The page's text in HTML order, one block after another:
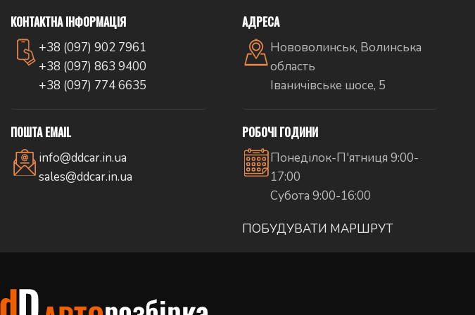
КОНТАКТНА ІНФОРМАЦІЯ
+38 (097) 902 7961
+38 (097) 863 9400
+38 (097) 774 6635
ПОШТА EMAIL
info@ddcar.in.ua
sales@ddcar.in.ua
АДРЕСА
Нововолинськ, Волинська
область
Іваничівське шосе, 5
РОБОЧІ ГОДИНИ
Понеділок-П'ятниця 9:00-
17:00
Субота 9:00-16:00
ПОБУДУВАТИ МАРШРУТ